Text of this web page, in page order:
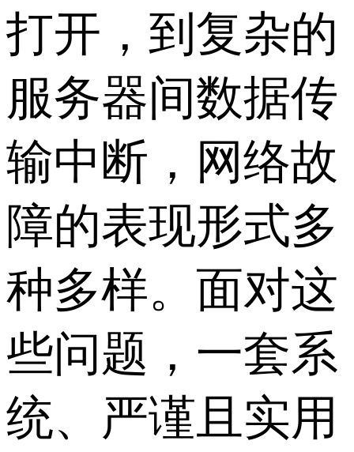
打开，到复杂的
服务器间数据传
输中断，网络故
障的表现形式多
种多样。面对这
些问题，一套系
统、严谨且实用